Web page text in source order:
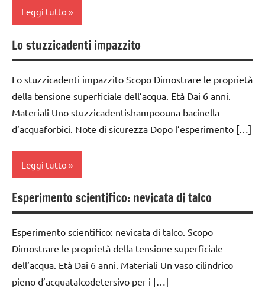
Leggi tutto
classe
1a
classe
2a
3a
4a
classe
classi
1a-5a
classi
medie
Lo stuzzicadenti impazzito
Lo stuzzicadenti impazzito Scopo Dimostrare le proprietà
della tensione superficiale dell’acqua. Età Dai 6 anni.
Materiali Uno stuzzicadentishampoouna bacinella
d’acquaforbici. Note di sicurezza Dopo l’esperimento […]
Leggi tutto
classe
1a
classe
2a
3a
Esperimento scientifico: nevicata di talco
Esperimento scientifico: nevicata di talco. Scopo
Dimostrare le proprietà della tensione superficiale
dell’acqua. Età Dai 6 anni. Materiali Un vaso cilindrico
pieno d’acquatalcodetersivo per i […]